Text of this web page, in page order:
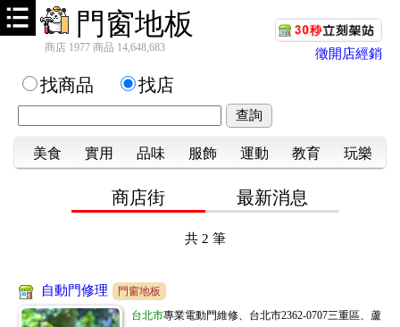
門窗地板
商店 1977 商品 14,648,683 徵開店經銷
找商品 找店
美食 實用 品味 服飾 運動 教育 玩樂
商店街 最新消息
共2 筆
自動門修理
門窗地板
台北市專業電動門維修、台北市2362-0707三重區、蘆